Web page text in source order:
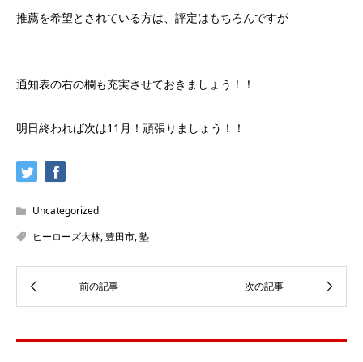
推薦を希望とされている方は、評定はもちろんですが
通知表の右の欄も充実させておきましょう！！
明日終われば次は11月！頑張りましょう！！
Uncategorized
ヒーローズ大林, 豊田市,塾